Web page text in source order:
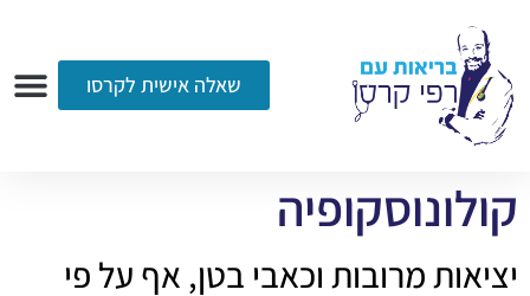
שאלה אישית לקרסו
קולונוסקופיה
יציאות מרובות וכאבי בטן, אף על פי